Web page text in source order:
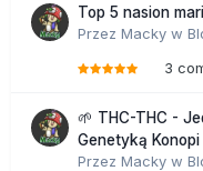
Top 5 nasion
Przez Macky w
3
🌱 THC-THC -
Genetyką Konopi
Przez Macky w